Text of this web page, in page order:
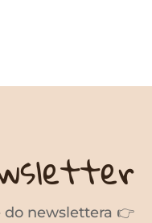
do newslettera 👉